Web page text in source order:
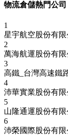
物流倉儲熱門公司
1
星宇航空股份有限
2
萬海航運股份有限
3
高鐵_台灣高速鐵
4
沛華實業股份有限
5
山隆通運股份有限
6
沛榮國際股份有限